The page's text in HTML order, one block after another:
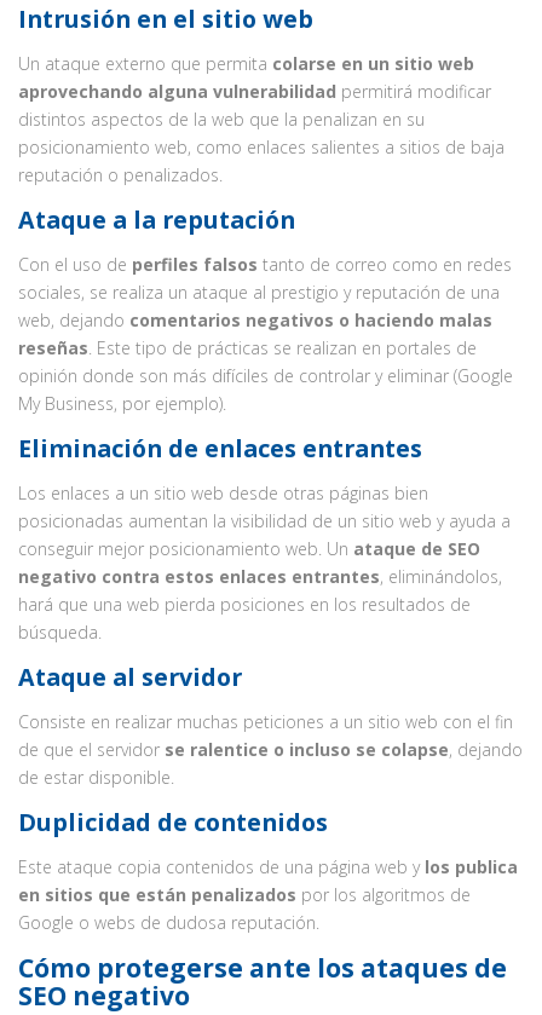
Intrusión en el sitio web
Un ataque externo que permita colarse en un sitio web
aprovechando alguna vulnerabilidad permitirá modificar
distintos aspectos de la web que la penalizan en su
posicionamiento web, como enlaces salientes a sitios de baja
reputación o penalizados.
Ataque a la reputación
Con el uso de perfiles falsos tanto de correo como en redes
sociales, se realiza un ataque al prestigio y reputación de una
web, dejando comentarios negativos o haciendo malas
reseñas . Este tipo de prácticas se realizan en portales de
opinión donde son más difíciles de controlar y eliminar (Google
My Business, por ejemplo).
Eliminación de enlaces entrantes
Los enlaces a un sitio web desde otras páginas bien
posicionadas aumentan la visibilidad de un sitio web y ayuda a
conseguir mejor posicionamiento web. Un ataque de SEO
negativo contra estos enlaces entrantes, eliminándolos,
hará que una web pierda posiciones en los resultados de
búsqueda.
Ataque al servidor
Consiste en realizar muchas peticiones a un sitio web con el fin
de que el servidor se ralentice o incluso se colapse, dejando
de estar disponible.
Duplicidad de contenidos
Este ataque copia contenidos de una página web y los publica
en sitios que están penalizados por los algoritmos de
Google o webs de dudosa reputación.
Cómo protegerse ante los ataques de
SEO negativo